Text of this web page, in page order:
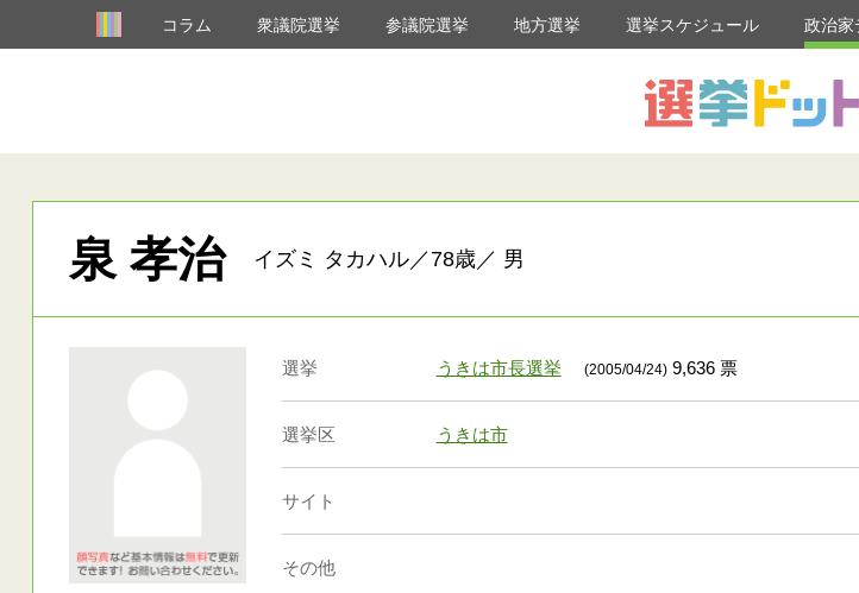
コラム 衆議院選挙 参議院選挙 地方選挙 選挙スケジュール 政治家
泉 孝治 イズミ タカハル／78歳／ 男
選挙 うきは市長選挙 (2005/04/24)9,636 票
選挙区 うきは市
サイト
その他